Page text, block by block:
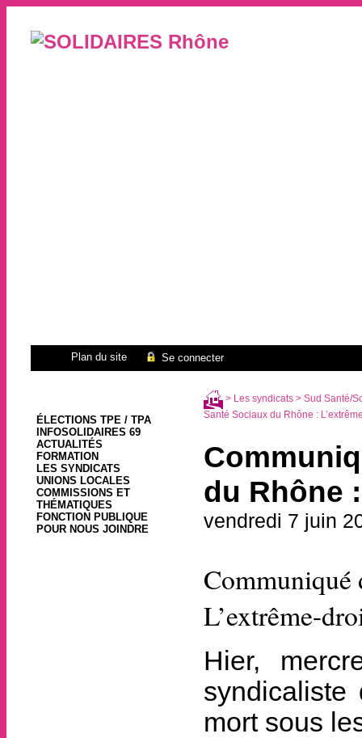
Plan du site Se connecter
ÉLECTIONS TPE / TPA
INFOSOLIDAIRES 69
ACTUALITÉS
FORMATION
LES SYNDICATS
UNIONS LOCALES
COMMISSIONS ET
THÉMATIQUES
FONCTION PUBLIQUE
POUR NOUS JOINDRE
> Les syndicats> Sud Santé/
Santé Sociaux du Rhône :
du Rhône
vendredi 7 juin
Communiqué
L’extrême-
Hier,
mort sous